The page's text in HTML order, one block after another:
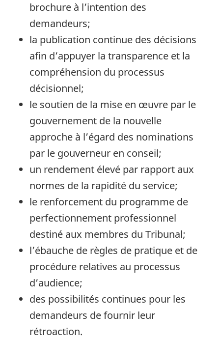
brochure à l’intention des
demandeurs;
la publication continue des décisions
afin d’appuyer la transparence et la
compréhension du processus
décisionnel;
le soutien de la mise en œuvre par le
gouvernement de la nouvelle
approche à l’égard des nominations
par le gouverneur en conseil;
un rendement élevé par rapport aux
normes de la rapidité du service;
le renforcement du programme de
perfectionnement professionnel
destiné aux membres du Tribunal;
l’ébauche de règles de pratique et de
procédure relatives au processus
d’audience;
des possibilités continues pour les
demandeurs de fournir leur
rétroaction.